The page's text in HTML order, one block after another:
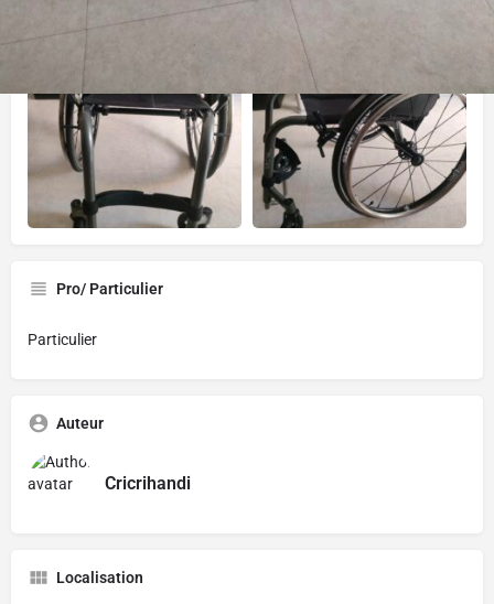
Pro/ Particulier
Particulier
Auteur
Cricrihandi
Localisation